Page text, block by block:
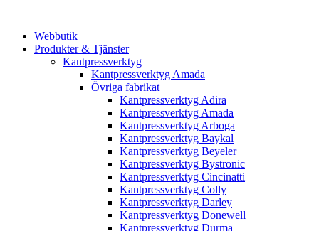
Webbutik
Produkter & Tjänster
Kantpressverktyg
Kantpressverktyg Amada
Övriga fabrikat
Kantpressverktyg Adira
Kantpressverktyg Amada
Kantpressverktyg Arboga
Kantpressverktyg Baykal
Kantpressverktyg Beyeler
Kantpressverktyg Bystronic
Kantpressverktyg Cincinatti
Kantpressverktyg Colly
Kantpressverktyg Darley
Kantpressverktyg Donewell
Kantpressverktyg Durma